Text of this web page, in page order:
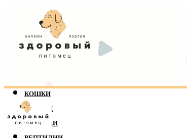
КОШКИ
СОБАКИ
ПОПУГАИ